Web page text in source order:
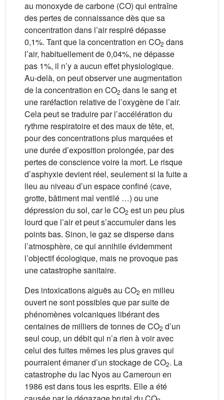
au monoxyde de carbone (CO) qui entraîne
des pertes de connaissance dès que sa
concentration dans l’air respiré dépasse
0,1%. Tant que la concentration en CO2 dans
l’air, habituellement de 0,04%, ne dépasse
pas 1%, il n’y a aucun effet physiologique.
Au-delà, on peut observer une augmentation
de la concentration en CO2 dans le sang et
une raréfaction relative de l’oxygène de l’air.
Cela peut se traduire par l’accélération du
rythme respiratoire et des maux de tête, et,
pour des concentrations plus marquées et
une durée d’exposition prolongée, par des
pertes de conscience voire la mort. Le risque
d’asphyxie devient réel, seulement si la fuite a
lieu au niveau d’un espace confiné (cave,
grotte, bâtiment mal ventilé …) ou une
dépression du sol, car le CO2 est un peu plus
lourd que l’air et peut s’accumuler dans les
points bas. Sinon, le gaz se disperse dans
l’atmosphère, ce qui annihile évidemment
l’objectif écologique, mais ne provoque pas
une catastrophe sanitaire.
Des intoxications aiguës au CO2 en milieu
ouvert ne sont possibles que par suite de
phénomènes volcaniques libérant des
centaines de milliers de tonnes de CO2 d’un
seul coup, un débit qui n’a rien à voir avec
celui des fuites mêmes les plus graves qui
pourraient émaner d’un stockage de CO2. La
catastrophe du lac Nyos au Cameroun en
1986 est dans tous les esprits. Elle a été